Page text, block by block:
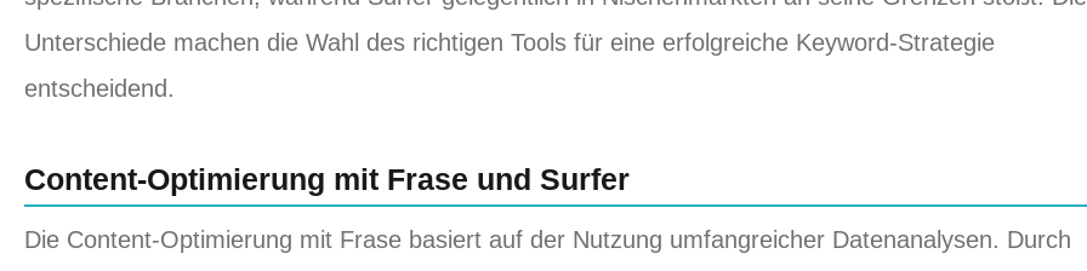
Unterschiede machen die Wahl des richtigen Tools für eine erfolgreiche Keyword-Strategie
entscheidend.
Content-Optimierung mit Frase und Surfer
Die Content-Optimierung mit Frase basiert auf der Nutzung umfangreicher Datenanalysen. Durch